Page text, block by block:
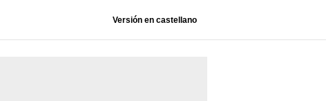
Versión en castellano